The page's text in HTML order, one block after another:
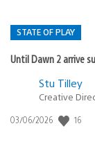
STATE OF PLAY
Until Dawn 2 arrive
Postée
:
Stu Tilley
Creative
Date
03/06/2026 16